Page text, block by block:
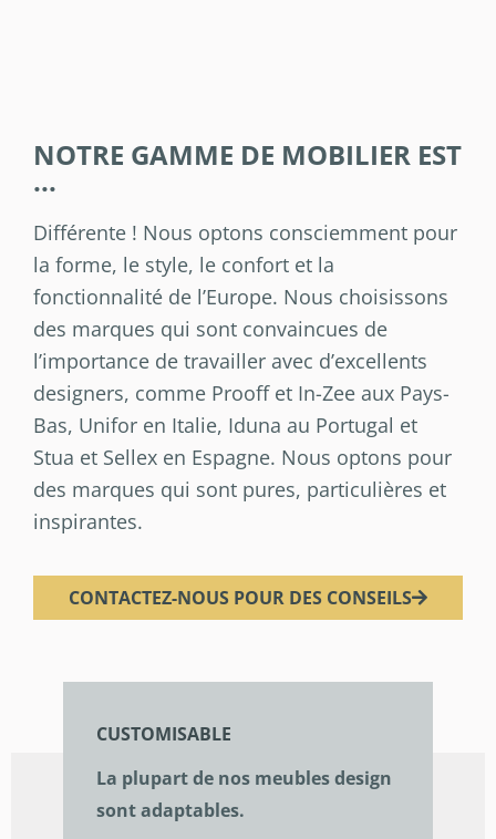
CUSTOMISABLE
La plupart de nos meubles design
sont adaptables.
NOTRE GAMME DE MOBILIER EST
...
Différente ! Nous optons consciemment pour
la forme, le style, le confort et la
fonctionnalité de l’Europe. Nous choisissons
des marques qui sont convaincues de
l’importance de travailler avec d’excellents
designers, comme Prooff et In-Zee aux Pays-
Bas, Unifor en Italie, Iduna au Portugal et
Stua et Sellex en Espagne. Nous optons pour
des marques qui sont pures, particulières et
inspirantes.
CONTACTEZ-NOUS POUR DES CONSEILS